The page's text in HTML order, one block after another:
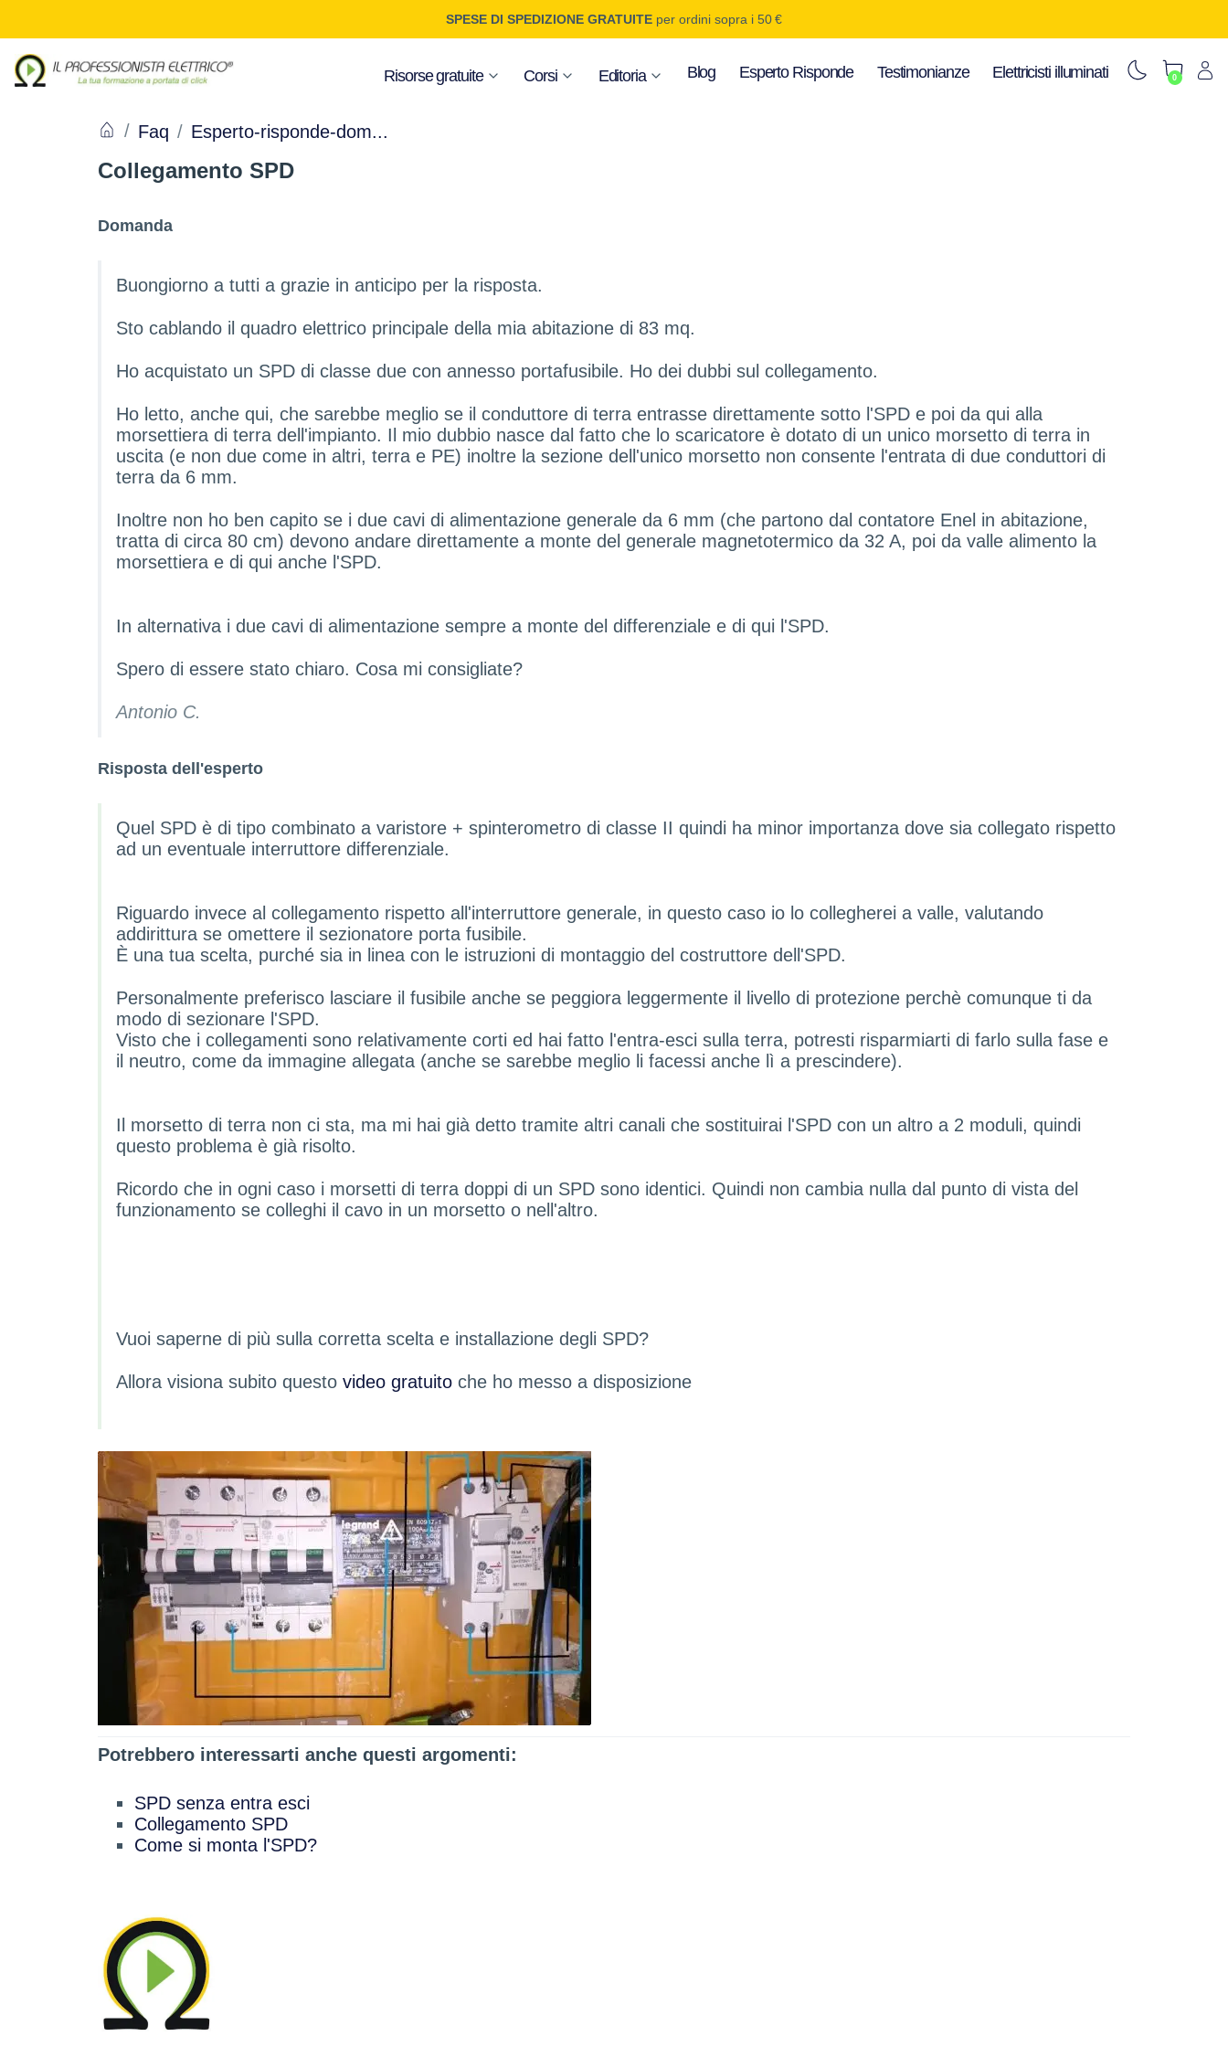
SPESE DI SPEDIZIONE GRATUITE per ordini sopra i 50 €
Risorse gratuite Corsi Editoria Blog Esperto Risponde Testimonianze Elettricisti illuminati 0
Faq Esperto-risponde-dom...
Collegamento SPD
Domanda
Buongiorno a tutti a grazie in anticipo per la risposta.
Sto cablando il quadro elettrico principale della mia abitazione di 83 mq.
Ho acquistato un SPD di classe due con annesso portafusibile. Ho dei dubbi sul collegamento.
Ho letto, anche qui, che sarebbe meglio se il conduttore di terra entrasse direttamente sotto l'SPD e poi da qui alla
morsettiera di terra dell'impianto. Il mio dubbio nasce dal fatto che lo scaricatore è dotato di un unico morsetto di terra in
uscita (e non due come in altri, terra e PE) inoltre la sezione dell'unico morsetto non consente l'entrata di due conduttori di
terra da 6 mm.
Inoltre non ho ben capito se i due cavi di alimentazione generale da 6 mm (che partono dal contatore Enel in abitazione,
tratta di circa 80 cm) devono andare direttamente a monte del generale magnetotermico da 32 A, poi da valle alimento la
morsettiera e di qui anche l'SPD.
In alternativa i due cavi di alimentazione sempre a monte del differenziale e di qui l'SPD.
Spero di essere stato chiaro. Cosa mi consigliate?
Antonio C.
Risposta dell'esperto
Quel SPD è di tipo combinato a varistore + spinterometro di classe II quindi ha minor importanza dove sia collegato rispetto
ad un eventuale interruttore differenziale.
Riguardo invece al collegamento rispetto all'interruttore generale, in questo caso io lo collegherei a valle, valutando
addirittura se omettere il sezionatore porta fusibile.
È una tua scelta, purché sia in linea con le istruzioni di montaggio del costruttore dell'SPD.
Personalmente preferisco lasciare il fusibile anche se peggiora leggermente il livello di protezione perchè comunque ti da
modo di sezionare l'SPD.
Visto che i collegamenti sono relativamente corti ed hai fatto l'entra-esci sulla terra, potresti risparmiarti di farlo sulla fase e
il neutro, come da immagine allegata (anche se sarebbe meglio li facessi anche lì a prescindere).
Il morsetto di terra non ci sta, ma mi hai già detto tramite altri canali che sostituirai l'SPD con un altro a 2 moduli, quindi
questo problema è già risolto.
Ricordo che in ogni caso i morsetti di terra doppi di un SPD sono identici. Quindi non cambia nulla dal punto di vista del
funzionamento se colleghi il cavo in un morsetto o nell'altro.
Vuoi saperne di più sulla corretta scelta e installazione degli SPD?
Allora visiona subito questo video gratuito che ho messo a disposizione
Potrebbero interessarti anche questi argomenti:
SPD senza entra esci
Collegamento SPD
Come si monta l'SPD?